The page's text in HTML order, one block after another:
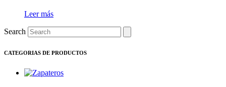
Leer más
Search
CATEGORIAS DE PRODUCTOS